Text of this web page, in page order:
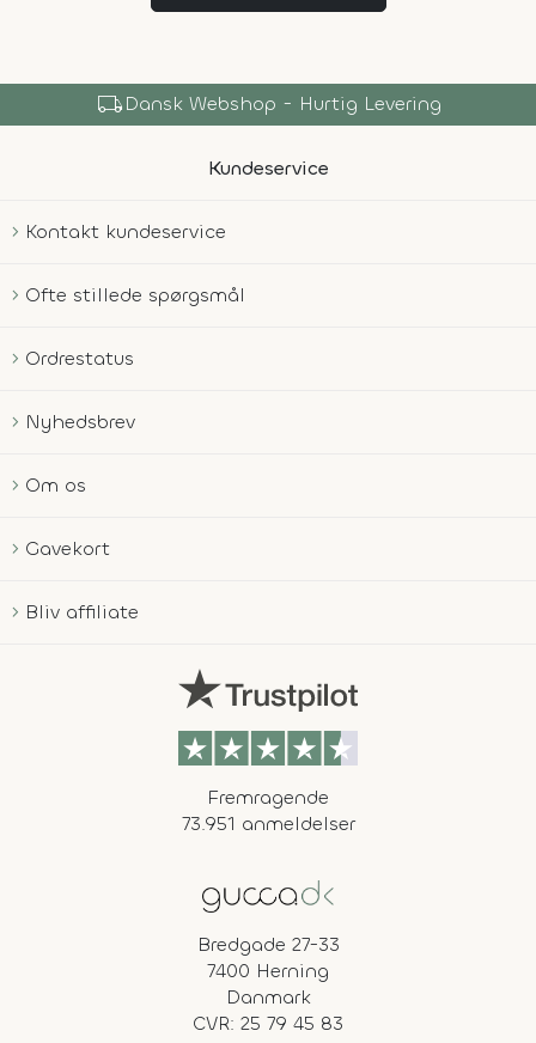
local_shippingDansk Webshop - Hurtig Levering
Kundeservice
Kontakt kundeservice
Ofte stillede spørgsmål
Ordrestatus
Nyhedsbrev
Om os
Gavekort
Bliv affiliate
Fremragende
73.951 anmeldelser
Bredgade 27-33
7400 Herning
Danmark
CVR: 25 79 45 83